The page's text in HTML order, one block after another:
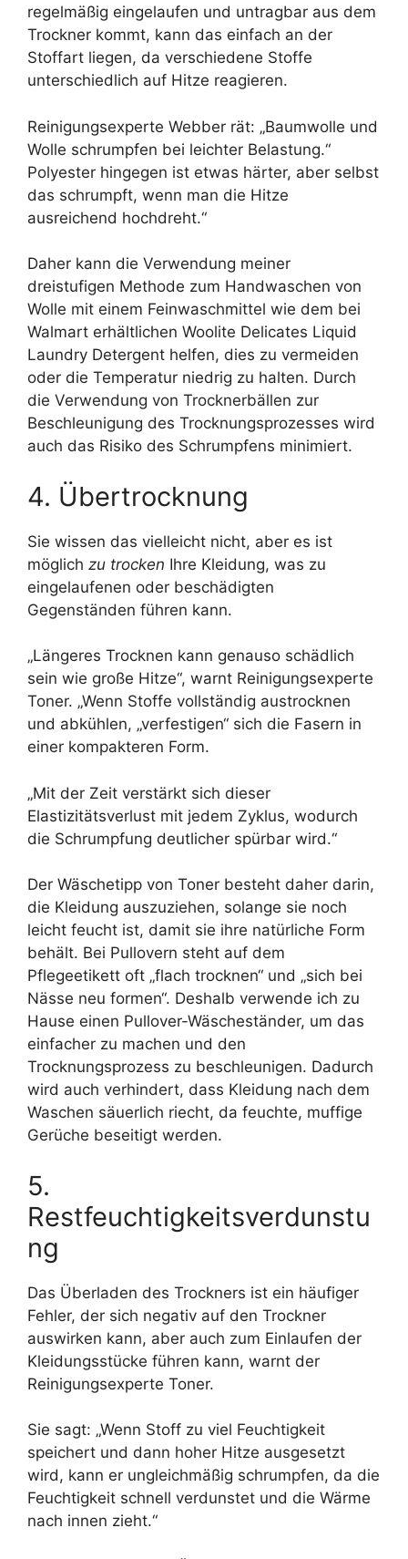
regelmäßig eingelaufen und untragbar aus dem
Trockner kommt, kann das einfach an der
Stoffart liegen, da verschiedene Stoffe
unterschiedlich auf Hitze reagieren.
Reinigungsexperte Webber rät: „Baumwolle und
Wolle schrumpfen bei leichter Belastung.“
Polyester hingegen ist etwas härter, aber selbst
das schrumpft, wenn man die Hitze
ausreichend hochdreht.“
Daher kann die Verwendung meiner
dreistufigen Methode zum Handwaschen von
Wolle mit einem Feinwaschmittel wie dem bei
Walmart erhältlichen Woolite Delicates Liquid
Laundry Detergent helfen, dies zu vermeiden
oder die Temperatur niedrig zu halten. Durch
die Verwendung von Trocknerbällen zur
Beschleunigung des Trocknungsprozesses wird
auch das Risiko des Schrumpfens minimiert.
4. Übertrocknung
Sie wissen das vielleicht nicht, aber es ist
möglich zu trocken Ihre Kleidung, was zu
eingelaufenen oder beschädigten
Gegenständen führen kann.
„Längeres Trocknen kann genauso schädlich
sein wie große Hitze“, warnt Reinigungsexperte
Toner. „Wenn Stoffe vollständig austrocknen
und abkühlen, „verfestigen“ sich die Fasern in
einer kompakteren Form.
„Mit der Zeit verstärkt sich dieser
Elastizitätsverlust mit jedem Zyklus, wodurch
die Schrumpfung deutlicher spürbar wird.“
Der Wäschetipp von Toner besteht daher darin,
die Kleidung auszuziehen, solange sie noch
leicht feucht ist, damit sie ihre natürliche Form
behält. Bei Pullovern steht auf dem
Pflegeetikett oft „flach trocknen“ und „sich bei
Nässe neu formen“. Deshalb verwende ich zu
Hause einen Pullover-Wäscheständer, um das
einfacher zu machen und den
Trocknungsprozess zu beschleunigen. Dadurch
wird auch verhindert, dass Kleidung nach dem
Waschen säuerlich riecht, da feuchte, muffige
Gerüche beseitigt werden.
5.
Restfeuchtigkeitsverdunstu
ng
Das Überladen des Trockners ist ein häufiger
Fehler, der sich negativ auf den Trockner
auswirken kann, aber auch zum Einlaufen der
Kleidungsstücke führen kann, warnt der
Reinigungsexperte Toner.
Sie sagt: „Wenn Stoff zu viel Feuchtigkeit
speichert und dann hoher Hitze ausgesetzt
wird, kann er ungleichmäßig schrumpfen, da die
Feuchtigkeit schnell verdunstet und die Wärme
nach innen zieht.“